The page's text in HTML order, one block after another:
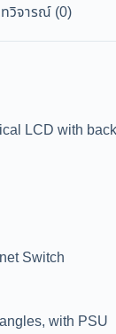
วิจารณ์ (0)
LCD with
Switch
with PSU